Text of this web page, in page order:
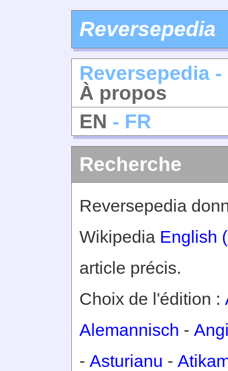
Reversepedia
Reversepedia -
À propos
EN - FR
Recherche
Reversepedia
Wikipedia English
article précis.
Choix de l'édition :
Alemannisch -
- Asturianu -